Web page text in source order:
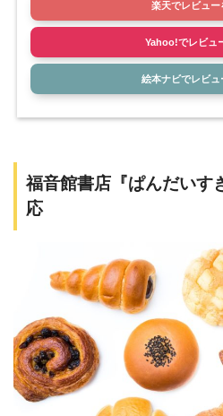
楽天でレビュー
Yahoo!でレビュ
絵本ナビでレビュ
福音館書店『ぱんだいす
応